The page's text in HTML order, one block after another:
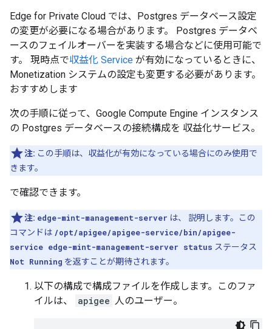
Edge for Private Cloud では、Postgres データベース設定
の変更が必要になる場合があります。 Postgres データベ
ースのフェイルオーバーを実装する場合などに使用可能で
す。 現時点で収益化 Service が有効になっているときに、
Monetization システムの設定も変更する必要があります。
おすすめします
次の手順に従って、Google Compute Engine インスタンス
の Postgres データベースの接続構成を 収益化サービス。
注: この手順は、収益化が有効になっている場合にのみ使用で
きます。
で確認できます。
注: edge-mint-management-server は、 説明します。この
コマンドは /opt/apigee/apigee-service/bin/apigee-
service edge-mint-management-server status ステータス
Not Running を返すことが期待されます。
以下の構成で構成ファイルを作成します。このファ
イルは、
apigee 人のユーザー。